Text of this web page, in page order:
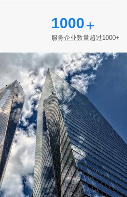
1000+
服务企业数量超过1000+